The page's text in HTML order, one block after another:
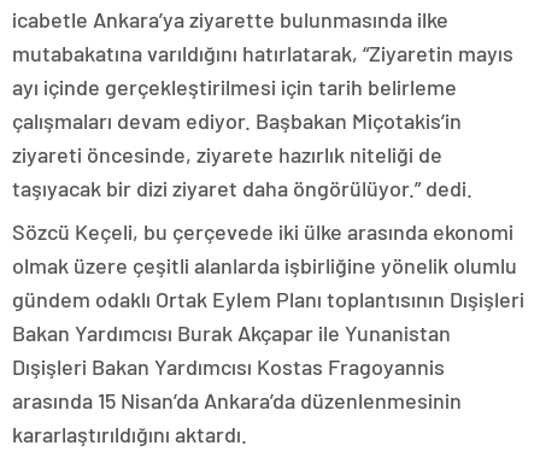
icabetle Ankara’ya ziyarette bulunmasında ilke
mutabakatına varıldığını hatırlatarak, “Ziyaretin mayıs
ayı içinde gerçekleştirilmesi için tarih belirleme
çalışmaları devam ediyor. Başbakan Miçotakis’in
ziyareti öncesinde, ziyarete hazırlık niteliği de
taşıyacak bir dizi ziyaret daha öngörülüyor.” dedi.
Sözcü Keçeli, bu çerçevede iki ülke arasında ekonomi
olmak üzere çeşitli alanlarda işbirliğine yönelik olumlu
gündem odaklı Ortak Eylem Planı toplantısının Dışişleri
Bakan Yardımcısı Burak Akçapar ile Yunanistan
Dışişleri Bakan Yardımcısı Kostas Fragoyannis
arasında 15 Nisan’da Ankara’da düzenlenmesinin
kararlaştırıldığını aktardı.